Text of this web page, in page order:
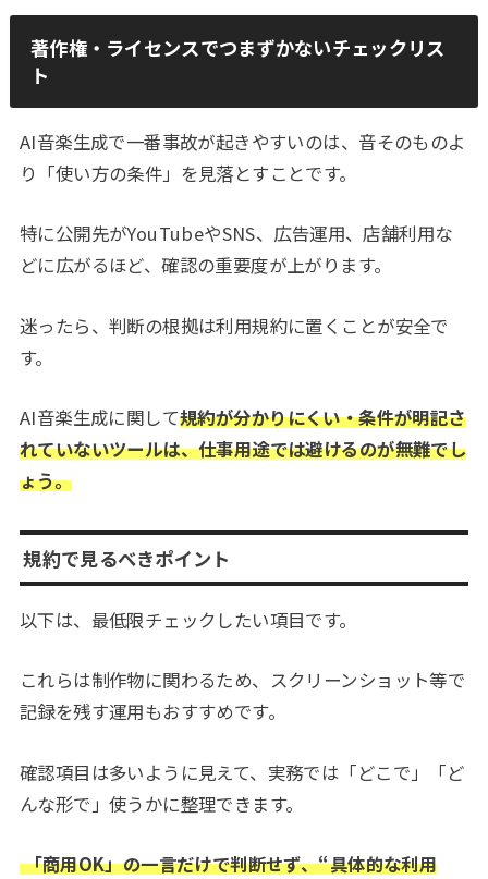
著作権・ライセンスでつまずかないチェックリス
ト
AI音楽生成で一番事故が起きやすいのは、音そのものよ
り「使い方の条件」を見落とすことです。
特に公開先がYouTubeやSNS、広告運用、店舗利用な
どに広がるほど、確認の重要度が上がります。
迷ったら、判断の根拠は利用規約に置くことが安全で
す。
AI音楽生成に関して規約が分かりにくい・条件が明記さ
れていないツールは、仕事用途では避けるのが無難でし
ょう。
規約で見るべきポイント
以下は、最低限チェックしたい項目です。
これらは制作物に関わるため、スクリーンショット等で
記録を残す運用もおすすめです。
確認項目は多いように見えて、実務では「どこで」「ど
んな形で」使うかに整理できます。
「商用OK」の一言だけで判断せず、“具体的な利用